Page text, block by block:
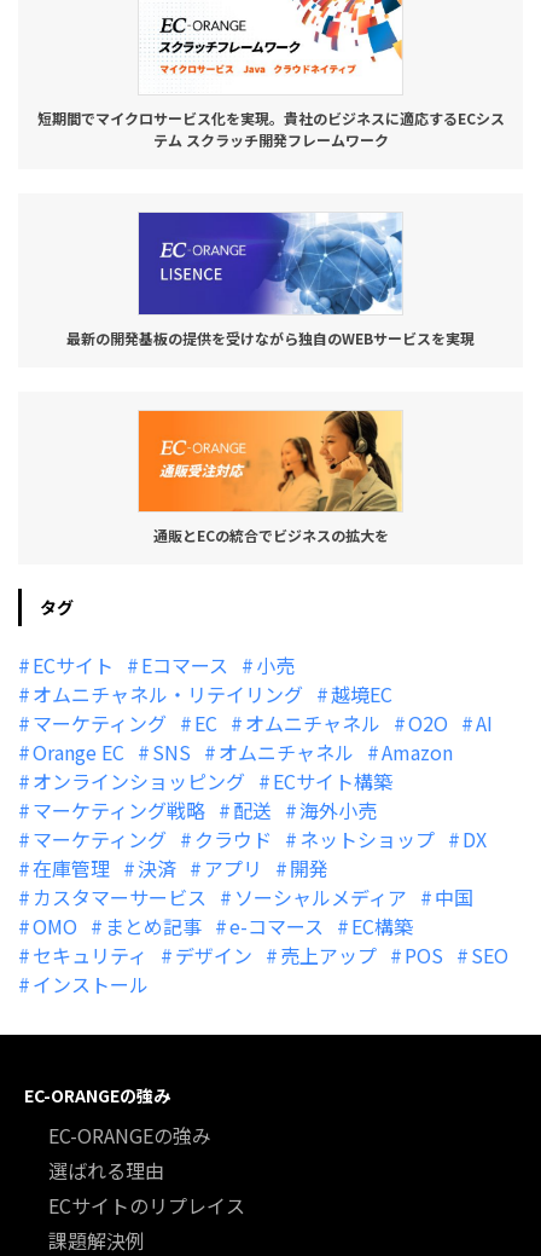
短期間でマイクロサービス化を実現。貴社のビジネスに適応するECシス
テム スクラッチ開発フレームワーク
最新の開発基板の提供を受けながら独自のWEBサービスを実現
通販とECの統合でビジネスの拡大を
タグ
ECサイト Eコマース
小売
オムニチャネル・リテイリング
越境EC
マーケティング
EC オムニチャネル O2O
AI
Orange EC
SNS オムニチャネル
Amazon
オンラインショッピング
ECサイト構築
マーケティング戦略
配送
海外小売
マーケティング
クラウド ネットショップ
DX
在庫管理
決済 アプリ
開発
カスタマーサービス
ソーシャルメディア
中国
OMO
まとめ記事 e-コマース
EC構築
セキュリティ
デザイン 売上アップ POS
SEO
インストール
EC-ORANGEの強み
EC-ORANGEの強み
選ばれる理由
ECサイトのリプレイス
課題解決例